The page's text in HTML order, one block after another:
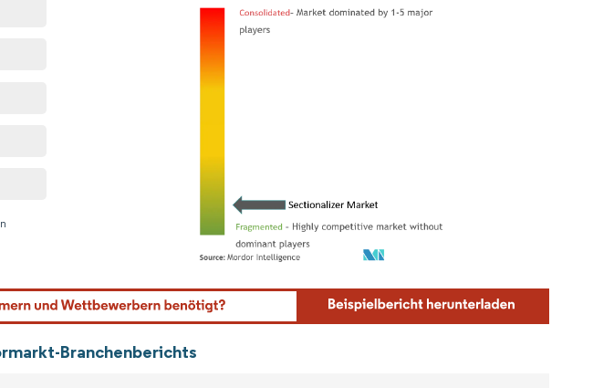
Bild © Mordor Intelligence. Wiederverwendung erfordert Namensnennung gemäß CC BY 4.0.
Branchenberichts